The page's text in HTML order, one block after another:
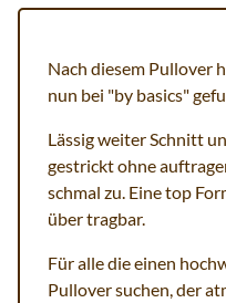
Nach diesem Pullover
nun bei "by basics"
Lässig weiter Schnitt
gestrickt ohne
schmal zu. Eine top
über tragbar.
Für alle die einen
Pullover suchen, der